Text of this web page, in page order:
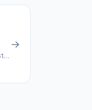
📞 +7 (47363) 2-15-60, +7 (47363) 2-61-79
→